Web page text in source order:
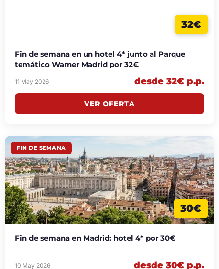
32€
Fin de semana en un hotel 4* junto al Parque
temático Warner Madrid por 32€
11 May 2026 desde 32€ p.p.
VER OFERTA
FIN DE SEMANA
30€
Fin de semana en Madrid: hotel 4* por 30€
10 May 2026 desde 30€ p.p.